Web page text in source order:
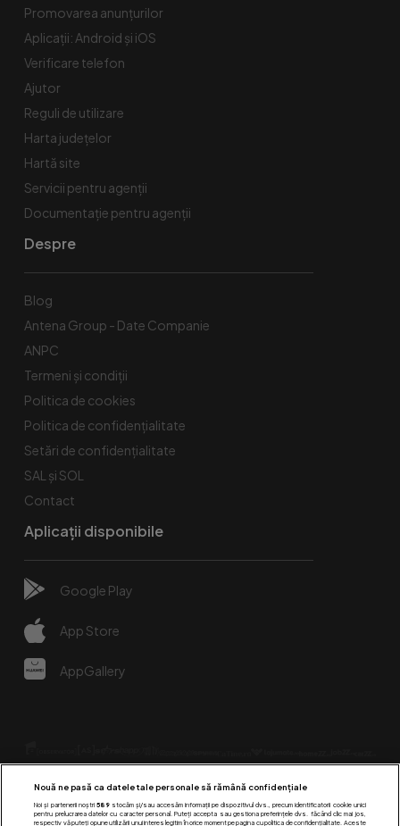
Promovarea anunțurilor
Aplicații: Android și iOS
Verificare telefon
Ajutor
Reguli de utilizare
Harta județelor
Hartă site
Servicii pentru agenții
Documentație pentru agenții
Despre
Blog
Antena Group - Date Companie
ANPC
Termeni și condiții
Politica de cookies
Politica de confidențialitate
Setări de confidențialitate
SAL și SOL
Contact
Aplicații disponibile
Google Play
App Store
AppGallery
Nouă ne pasă ca datele tale personale să rămână confidențiale
Noi și partenerii noștri 589stocăm și/sau accesăm informații pe dispozitivul dvs., precum identificatorii cookie unici
pentru prelucrarea datelor cu caracter personal. Puteți accepta sau gestiona preferințele dvs. făcând clic mai jos,
respectiv vă puteți opune utilizării unui interes legitim în orice moment pe pagina cu politica de confidențialitate. Aceste